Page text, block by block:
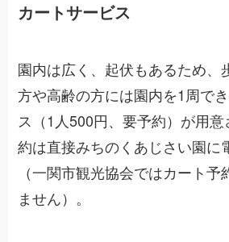
カートサービス
園内は広く、起伏もあるため、
方や高齢の方には園内を1周で
ス（1人500円、要予約）が用
約は直接みちのくあじさい園に
（一関市観光協会ではカート
ません）。